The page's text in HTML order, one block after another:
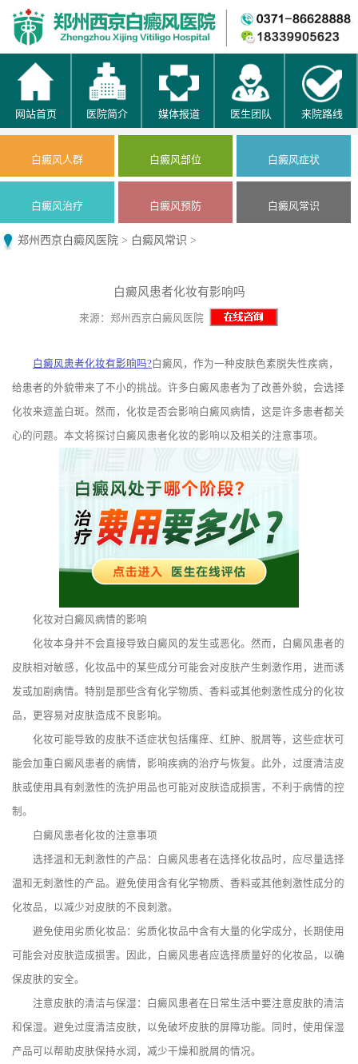
网站首页 医院简介 媒体报道 医生团队 来院路线
白癜风人群 白癜风部位 白癜风症状
白癜风治疗 白癜风预防 白癜风常识
郑州西京白癜风医院 > 白癜风常识 >
白癜风患者化妆有影响吗
来源：郑州西京白癜风医院
白癜风患者化妆有影响吗?白癜风，作为一种皮肤色素脱失性疾病，
给患者的外貌带来了不小的挑战。许多白癜风患者为了改善外貌，会选择
化妆来遮盖白斑。然而，化妆是否会影响白癜风病情，这是许多患者都关
心的问题。本文将探讨白癜风患者化妆的影响以及相关的注意事项。
化妆对白癜风病情的影响
化妆本身并不会直接导致白癜风的发生或恶化。然而，白癜风患者的
皮肤相对敏感，化妆品中的某些成分可能会对皮肤产生刺激作用，进而诱
发或加剧病情。特别是那些含有化学物质、香料或其他刺激性成分的化妆
品，更容易对皮肤造成不良影响。
化妆可能导致的皮肤不适症状包括瘙痒、红肿、脱屑等，这些症状可
能会加重白癜风患者的病情，影响疾病的治疗与恢复。此外，过度清洁皮
肤或使用具有刺激性的洗护用品也可能对皮肤造成损害，不利于病情的控
制。
白癜风患者化妆的注意事项
选择温和无刺激性的产品：白癜风患者在选择化妆品时，应尽量选择
温和无刺激性的产品。避免使用含有化学物质、香料或其他刺激性成分的
化妆品，以减少对皮肤的不良刺激。
避免使用劣质化妆品：劣质化妆品中含有大量的化学成分，长期使用
可能会对皮肤造成损害。因此，白癜风患者应选择质量好的化妆品，以确
保皮肤的安全。
注意皮肤的清洁与保湿：白癜风患者在日常生活中要注意皮肤的清洁
和保湿。避免过度清洁皮肤，以免破坏皮肤的屏障功能。同时，使用保湿
产品可以帮助皮肤保持水润，减少干燥和脱屑的情况。